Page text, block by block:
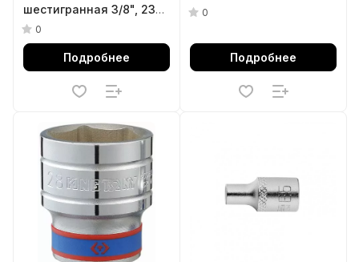
шестигранная 3/8", 23
мм KING TONY 333523M
0
Подробнее
0
Подробнее